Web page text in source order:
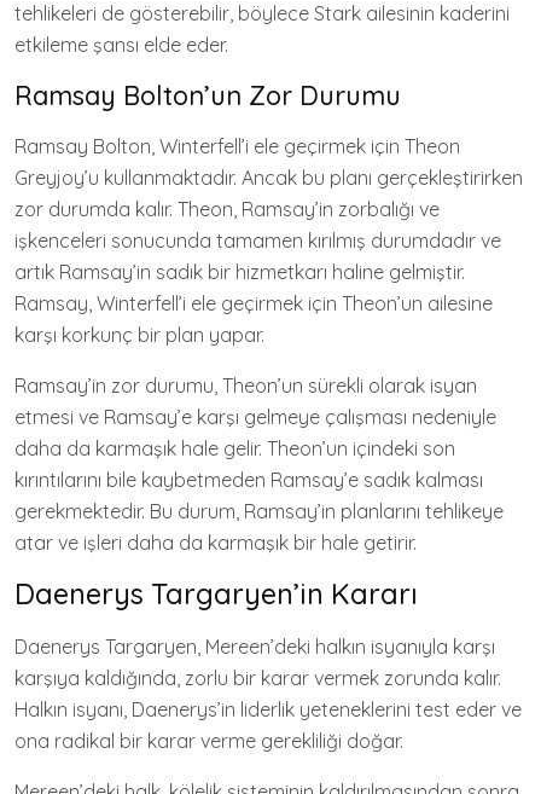
tehlikeleri de gösterebilir, böylece Stark ailesinin kaderini
etkileme şansı elde eder.
Ramsay Bolton’un Zor Durumu
Ramsay Bolton, Winterfell’i ele geçirmek için Theon
Greyjoy’u kullanmaktadır. Ancak bu planı gerçekleştirirken
zor durumda kalır. Theon, Ramsay’in zorbalığı ve
işkenceleri sonucunda tamamen kırılmış durumdadır ve
artık Ramsay’in sadık bir hizmetkarı haline gelmiştir.
Ramsay, Winterfell’i ele geçirmek için Theon’un ailesine
karşı korkunç bir plan yapar.
Ramsay’in zor durumu, Theon’un sürekli olarak isyan
etmesi ve Ramsay’e karşı gelmeye çalışması nedeniyle
daha da karmaşık hale gelir. Theon’un içindeki son
kırıntılarını bile kaybetmeden Ramsay’e sadık kalması
gerekmektedir. Bu durum, Ramsay’in planlarını tehlikeye
atar ve işleri daha da karmaşık bir hale getirir.
Daenerys Targaryen’in Kararı
Daenerys Targaryen, Mereen’deki halkın isyanıyla karşı
karşıya kaldığında, zorlu bir karar vermek zorunda kalır.
Halkın isyanı, Daenerys’in liderlik yeteneklerini test eder ve
ona radikal bir karar verme gerekliliği doğar.